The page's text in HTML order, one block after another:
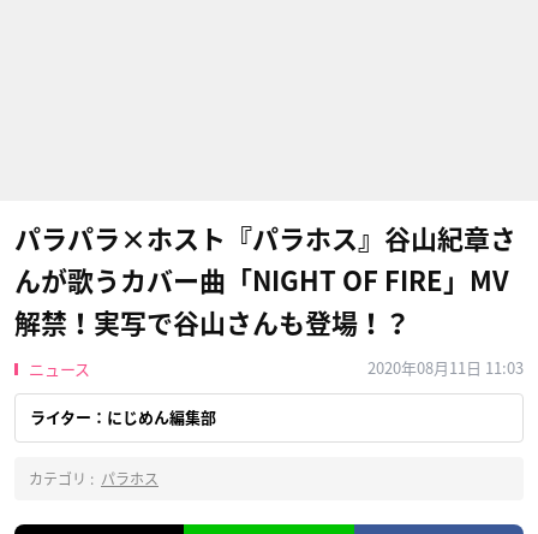
パラパラ×ホスト『パラホス』谷山紀章さ
んが歌うカバー曲「NIGHT OF FIRE」MV
解禁！実写で谷山さんも登場！？
ニュース 2020年08月11日 11:03
ライター：にじめん編集部
カテゴリ : パラホス